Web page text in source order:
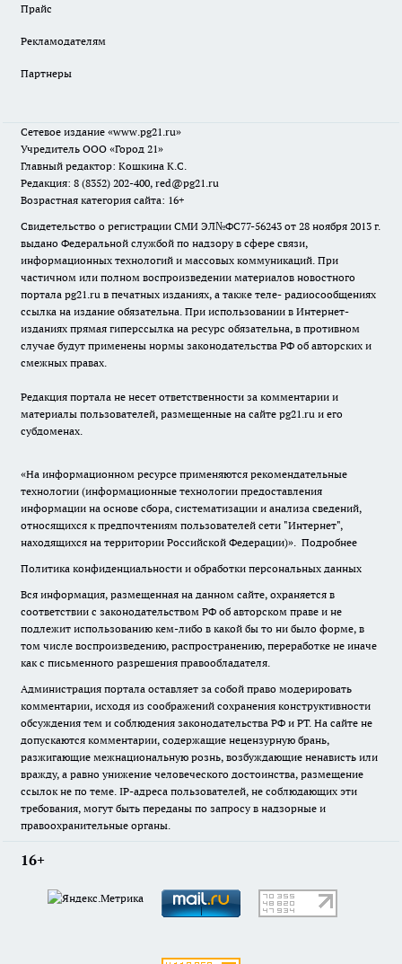
Прайс
Рекламодателям
Партнеры
Сетевое издание «www.pg21.ru»
Учредитель ООО «Город 21»
Главный редактор: Кошкина К.С.
Редакция: 8 (8352) 202-400, red@pg21.ru
Возрастная категория сайта: 16+
Свидетельство о регистрации СМИ ЭЛ№ФС77-56243 от 28 ноября 2013 г.
выдано Федеральной службой по надзору в сфере связи,
информационных технологий и массовых коммуникаций. При
частичном или полном воспроизведении материалов новостного
портала pg21.ru в печатных изданиях, а также теле- радиосообщениях
ссылка на издание обязательна. При использовании в Интернет-
изданиях прямая гиперссылка на ресурс обязательна, в противном
случае будут применены нормы законодательства РФ об авторских и
смежных правах.
Редакция портала не несет ответственности за комментарии и
материалы пользователей, размещенные на сайте pg21.ru и его
субдоменах.
«На информационном ресурсе применяются рекомендательные
технологии (информационные технологии предоставления
информации на основе сбора, систематизации и анализа сведений,
относящихся к предпочтениям пользователей сети "Интернет",
находящихся на территории Российской Федерации)». Подробнее
Политика конфиденциальности и обработки персональных данных
Вся информация, размещенная на данном сайте, охраняется в
соответствии с законодательством РФ об авторском праве и не
подлежит использованию кем-либо в какой бы то ни было форме, в
том числе воспроизведению, распространению, переработке не иначе
как с письменного разрешения правообладателя.
Администрация портала оставляет за собой право модерировать
комментарии, исходя из соображений сохранения конструктивности
обсуждения тем и соблюдения законодательства РФ и РТ. На сайте не
допускаются комментарии, содержащие нецензурную брань,
разжигающие межнациональную рознь, возбуждающие ненависть или
вражду, а равно унижение человеческого достоинства, размещение
ссылок не по теме. IP-адреса пользователей, не соблюдающих эти
требования, могут быть переданы по запросу в надзорные и
правоохранительные органы.
16+